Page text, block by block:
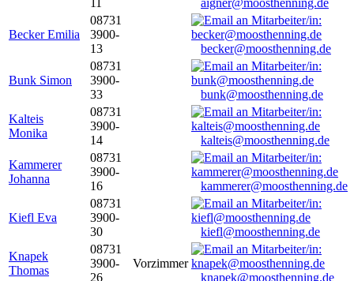
aigner@moosthenning.de
Becker Emilia
08731
3900-
13
becker@moosthenning.de
Bunk Simon
08731
3900-
33
bunk@moosthenning.de
Kalteis
Monika
08731
3900-
14
kalteis@moosthenning.de
Kammerer
Johanna
08731
3900-
16
kammerer@moosthenning.de
Kiefl Eva
08731
3900-
30
kiefl@moosthenning.de
Knapek
Thomas
08731
3900-
26
Vorzimmer
knapek@moosthenning.de